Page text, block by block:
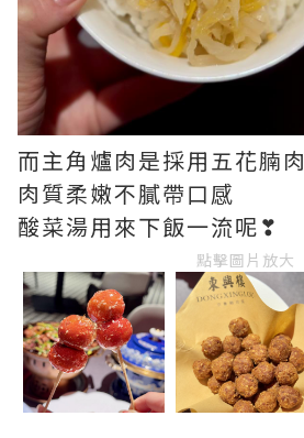
而主角爐肉是採用五花腩肉
肉質柔嫩不膩帶口感
酸菜湯用來下飯一流呢❣
點擊圖片放大